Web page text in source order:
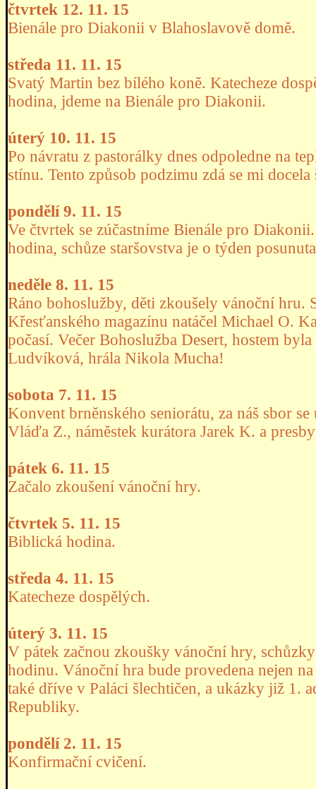
čtvrtek 12. 11. 15
Bienále pro Diakonii v Blahoslavově domě.
středa 11. 11. 15
Svatý Martin bez bílého koně. Katecheze
hodina, jdeme na Bienále pro Diakonii.
úterý 10. 11. 15
Po návratu z pastorálky dnes odpoledne na
stínu. Tento způsob podzimu zdá se mi
pondělí 9. 11. 15
Ve čtvrtek se zúčastníme Bienále pro
hodina, schůze staršovstva je o týden
neděle 8. 11. 15
Ráno bohoslužby, děti zkoušely vánoční hru.
Křesťanského magazínu natáčel Michael O.
počasí. Večer Bohoslužba Desert, hostem
Ludvíková, hrála Nikola Mucha!
sobota 7. 11. 15
Konvent brněnského seniorátu, za náš sbor
Vláďa Z., náměstek kurátora Jarek K. a
pátek 6. 11. 15
Začalo zkoušení vánoční hry.
čtvrtek 5. 11. 15
Biblická hodina.
středa 4. 11. 15
Katecheze dospělých.
úterý 3. 11. 15
V pátek začnou zkoušky vánoční hry,
hodinu. Vánoční hra bude provedena nejen
také dříve v Paláci šlechtičen, a ukázky již 1.
Republiky.
pondělí 2. 11. 15
Konfirmační cvičení.